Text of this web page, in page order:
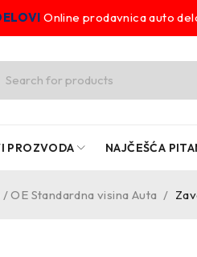
Online prodavnica auto
PROZVODA NAJČEŠĆA
OE Standardna visina Auta /